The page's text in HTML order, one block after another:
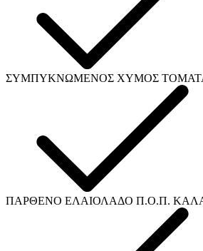
ΣΥΜΠΥΚΝΩΜΕΝΟΣ ΧΥΜΟΣ
ΠΑΡΘΕΝΟ ΕΛΑΙΟΛΑΔΟ Π.Ο.Π.